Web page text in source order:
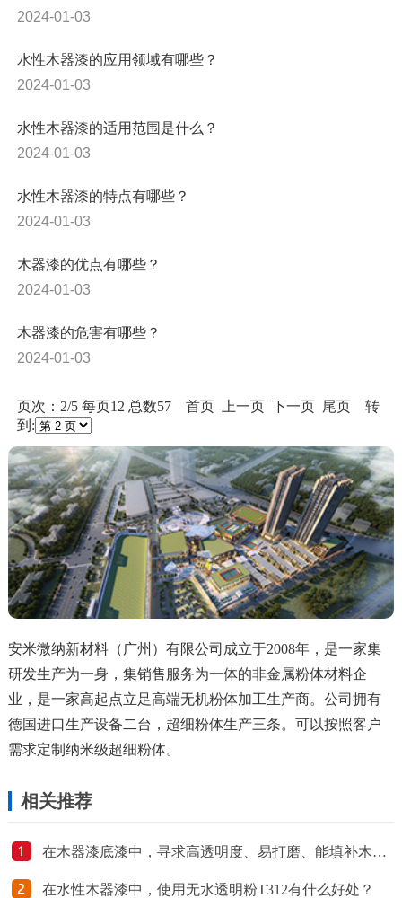
2024-01-03
水性木器漆的应用领域有哪些？
2024-01-03
水性木器漆的适用范围是什么？
2024-01-03
水性木器漆的特点有哪些？
2024-01-03
木器漆的优点有哪些？
2024-01-03
木器漆的危害有哪些？
2024-01-03
页次：2/5 每页12 总数57 首页 上一页 下一页 尾页转
到:
安米微纳新材料（广州）有限公司成立于2008年，是一家集
研发生产为一身，集销售服务为一体的非金属粉体材料企
业，是一家高起点立足高端无机粉体加工生产商。公司拥有
德国进口生产设备二台，超细粉体生产三条。可以按照客户
需求定制纳米级超细粉体。
相关推荐
在木器漆底漆中，寻求高透明度、易打磨、能填补木材缝隙的粉体，有哪些推荐？
在水性木器漆中，使用无水透明粉T312有什么好处？